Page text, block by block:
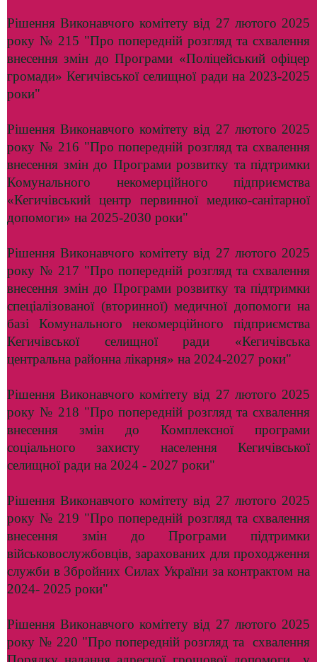
Рішення Виконавчого комітету від 27 лютого 2025
року № 215 "Про попередній розгляд та схвалення
внесення змін до Програми «Поліцейський офіцер
громади» Кегичівської селищної ради на 2023-2025
роки"
Рішення Виконавчого комітету від 27 лютого 2025
року № 216 "Про попередній розгляд та схвалення
внесення змін до Програми розвитку та підтримки
Комунального некомерційного підприємства
«Кегичівський центр первинної медико-санітарної
допомоги» на 2025-2030 роки"
Рішення Виконавчого комітету від 27 лютого 2025
року № 217 "Про попередній розгляд та схвалення
внесення змін до Програми розвитку та підтримки
спеціалізованої (вторинної) медичної допомоги на
базі Комунального некомерційного підприємства
Кегичівської селищної ради «Кегичівська
центральна районна лікарня» на 2024-2027 роки"
Рішення Виконавчого комітету від 27 лютого 2025
року № 218 "Про попередній розгляд та схвалення
внесення змін до Комплексної програми
соціального захисту населення Кегичівської
селищної ради на 2024 - 2027 роки"
Рішення Виконавчого комітету від 27 лютого 2025
року № 219 "Про попередній розгляд та схвалення
внесення змін до Програми підтримки
військовослужбовців, зарахованих для проходження
служби в Збройних Силах України за контрактом на
2024- 2025 роки"
Рішення Виконавчого комітету від 27 лютого 2025
року № 220 "Про попередній розгляд та схвалення